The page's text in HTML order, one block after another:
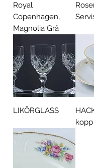
Royal
Copenhagen,
Magnolia Grå
LIKÖRGLASS